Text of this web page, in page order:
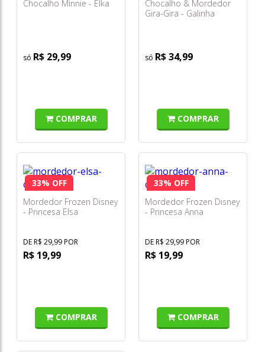
Chocalho Minnie - Elka
R$ 29,99
COMPRAR
Chocalho & Mordedor
Gira-Gira - Galinha
R$ 34,99
COMPRAR
33% OFF
Mordedor Frozen Disney
- Princesa Elsa
DE R$ 29,99 POR
R$ 19,99
COMPRAR
33% OFF
Mordedor Frozen Disney
- Princesa Anna
DE R$ 29,99 POR
R$ 19,99
COMPRAR